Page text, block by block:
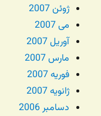
ژوئن 2007
می 2007
آوریل 2007
مارس 2007
فوریه 2007
ژانویه 2007
دسامبر 2006